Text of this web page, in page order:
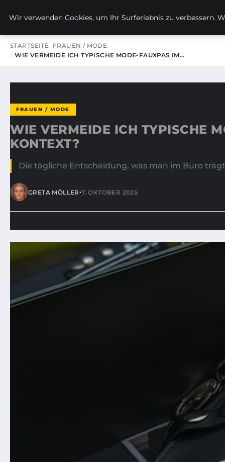
KIRSTINS WEG
STARTSEITE FRAUEN / MODE
WIE VERMEIDE ICH TYPISCHE MODE-FAUXPAS IM…
FRAUEN / MODE
WIE VERMEIDE ICH TYPISCHE
KONTEXT?
Die tägliche Entscheidung, was man im Büro
GRETA MÖLLER•7. OKTOBER 2025
Wir verwenden Cookies, um Ihr Surferlebnis zu verbessern.